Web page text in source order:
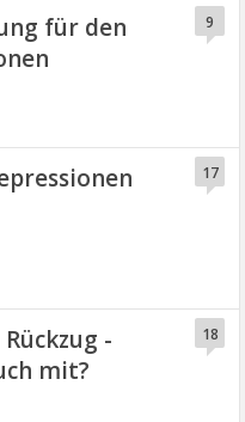
für den
9
17
-
mit?
18